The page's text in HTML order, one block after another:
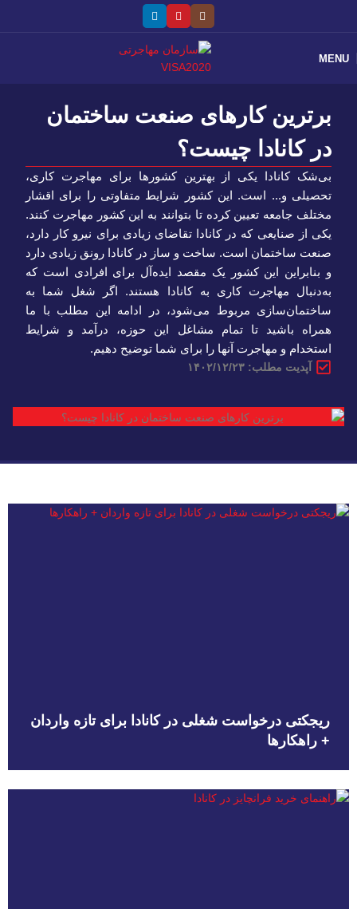
MENU
برترین کارهای صنعت ساختمان
در کانادا چیست؟
بی‌شک کانادا یکی از بهترین کشورها برای مهاجرت کاری،
تحصیلی و... است. این کشور شرایط متفاوتی را برای اقشار
مختلف جامعه تعیین کرده تا بتوانند به این کشور مهاجرت کنند.
یکی از صنایعی که در کانادا تقاضای زیادی برای نیرو کار دارد،
صنعت ساختمان است. ساخت و ساز در کانادا رونق زیادی دارد
و بنابراین این کشور یک مقصد ایده‌آل برای افرادی است که
به‌دنبال مهاجرت کاری به کانادا هستند. اگر شغل شما به
ساختمان‌سازی مربوط می‌شود، در ادامه این مطلب با ما
همراه باشید تا تمام مشاغل این حوزه، درآمد و شرایط
استخدام و مهاجرت آنها را برای شما توضیح دهیم.
آپدیت مطلب: ۱۴۰۲/۱۲/۲۳
ریجکتی درخواست شغلی در کانادا برای تازه واردان
+ راهکارها